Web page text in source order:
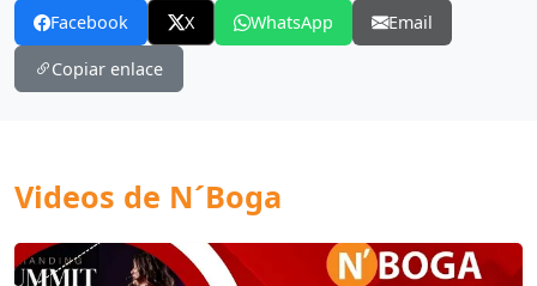
Facebook X WhatsApp Email
Copiar enlace
Videos de N´Boga